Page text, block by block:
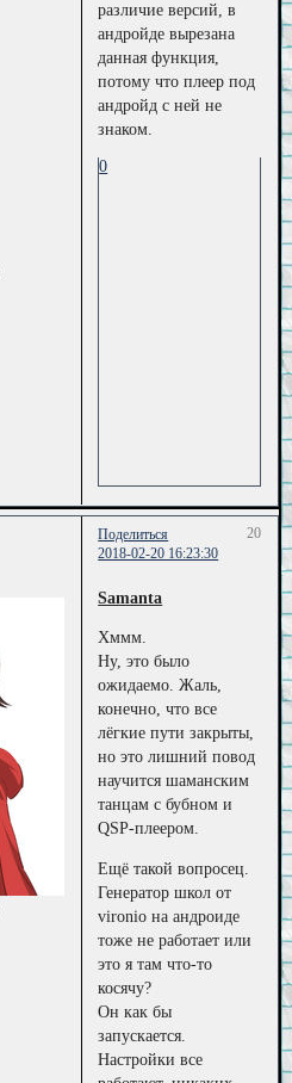
различие версий, в
андройде вырезана
данная функция,
потому что плеер под
андройд с ней не
знаком.
0
Поделиться
20
2018-02-20 16:23:30
Samanta
Хммм.
Ну, это было
ожидаемо. Жаль,
конечно, что все
лёгкие пути закрыты,
но это лишний повод
научится шаманским
танцам с бубном и
QSP-плеером.
Ещё такой вопросец.
Генератор школ от
vironio на андроиде
тоже не работает или
это я там что-то
косячу?
Он как бы
запускается.
Настройки все